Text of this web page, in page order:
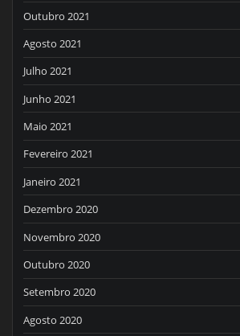
Outubro 2021
Agosto 2021
Julho 2021
Junho 2021
Maio 2021
Fevereiro 2021
Janeiro 2021
Dezembro 2020
Novembro 2020
Outubro 2020
Setembro 2020
Agosto 2020